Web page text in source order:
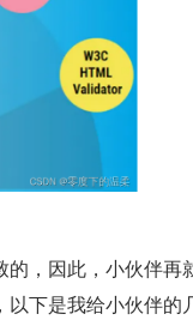
的，因此，小伙伴再
以下是我给小伙伴的